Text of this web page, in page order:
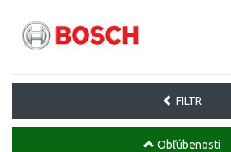
FILTR
Obľúbenosti